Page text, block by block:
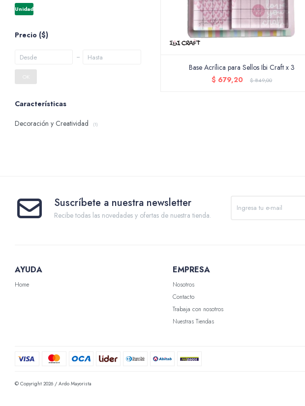
Base Acrílica para Sellos Ibi Craft x 3
$ 679,20 $849,00
Unidad
Precio ($)
OK
Características
Decoración y Creatividad
(1)
Suscríbete a nuestra newsletter
Recibe todas las novedades y ofertas de nuestra tienda.
AYUDA
Home
EMPRESA
Nosotros
Contacto
Trabaja con nosotros
Nuestras Tiendas
© Copyright 2026 / Ardo Mayorista